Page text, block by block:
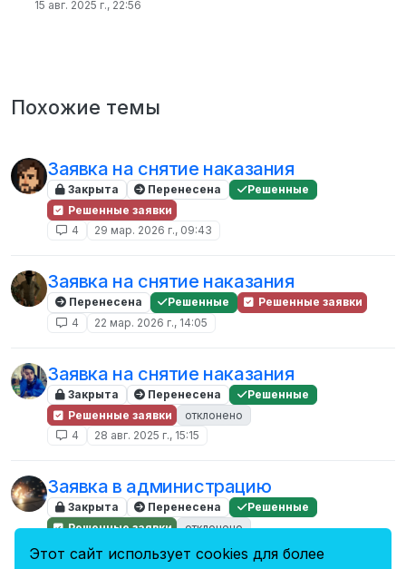
15 авг. 2025 г., 22:56
Похожие темы
Заявка на снятие наказания
Закрыта Перенесена
Решенные
Решенные заявки
4
29 мар. 2026 г., 09:43
Заявка на снятие наказания
Перенесена Решенные
Решенные заявки
4
22 мар. 2026 г., 14:05
Заявка на снятие наказания
Закрыта Перенесена
Решенные
Решенные заявки
отклонено
4
28 авг. 2025 г., 15:15
Заявка в администрацию
Закрыта Перенесена
Решенные
Решенные заявки
отклонено
4
7 сент. 2024 г., 15:32
Этот сайт использует cookies для более